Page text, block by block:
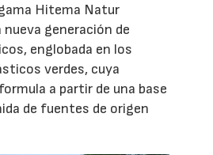
Hitema Natur
generación de
englobada en los
verdes, cuya
a partir de una base
de fuentes de origen